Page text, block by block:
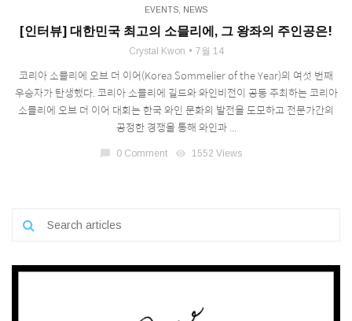
EVENTS, NEWS
[인터뷰] 대한민국 최고의 소믈리에, 그 왕좌의 주인공은!
Crystal Kwon 7월 14
코리아 소믈리에 오브 더 이어(Korea Sommelier of the Year)의 여섯 번째
우승자가 탄생했다. 코리아 소믈리에 길드와 와인비전이 공동 주최하는 코리아
소믈리에 오브 더 이어 대회는 한국 와인 문화의 발전을 도모하고 전문가간의
공정한 경쟁을 통해 와인과 ...
chat_bubble 0 Comment visibility 1552 Views